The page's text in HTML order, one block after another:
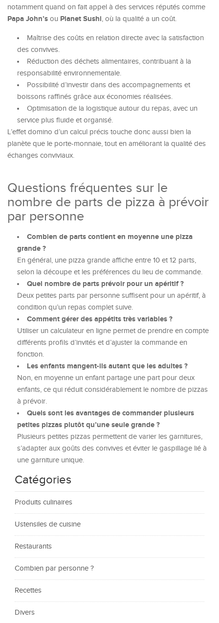
notamment quand on fait appel à des services réputés comme
Papa John’s ou Planet Sushi, où la qualité a un coût.
Maîtrise des coûts en relation directe avec la satisfaction
des convives.
Réduction des déchets alimentaires, contribuant à la
responsabilité environnementale.
Possibilité d’investir dans des accompagnements et
boissons raffinés grâce aux économies réalisées.
Optimisation de la logistique autour du repas, avec un
service plus fluide et organisé.
L’effet domino d’un calcul précis touche donc aussi bien la
planète que le porte-monnaie, tout en améliorant la qualité des
échanges conviviaux.
Questions fréquentes sur le
nombre de parts de pizza à prévoir
par personne
Combien de parts contient en moyenne une pizza
grande ?
En général, une pizza grande affiche entre 10 et 12 parts,
selon la découpe et les préférences du lieu de commande.
Quel nombre de parts prévoir pour un apéritif ?
Deux petites parts par personne suffisent pour un apéritif, à
condition qu’un repas complet suive.
Comment gérer des appétits très variables ?
Utiliser un calculateur en ligne permet de prendre en compte
différents profils d’invités et d’ajuster la commande en
fonction.
Les enfants mangent-ils autant que les adultes ?
Non, en moyenne un enfant partage une part pour deux
enfants, ce qui réduit considérablement le nombre de pizzas
à prévoir.
Quels sont les avantages de commander plusieurs
petites pizzas plutôt qu’une seule grande ?
Plusieurs petites pizzas permettent de varier les garnitures,
s’adapter aux goûts des convives et éviter le gaspillage lié à
une garniture unique.
Catégories
Produits culinaires
Ustensiles de cuisine
Restaurants
Combien par personne ?
Recettes
Divers